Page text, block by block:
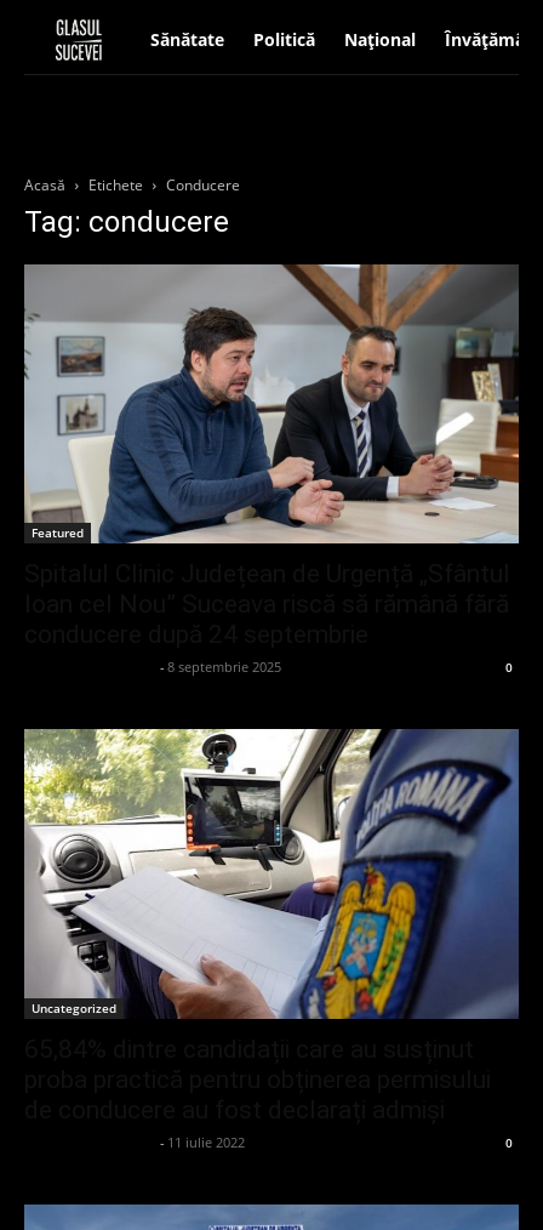
Sănătate Politică Național Învățământ
Acasă Etichete Conducere
Tag: conducere
Featured
- 8 septembrie 2025 0
Uncategorized
- 11 iulie 2022 0